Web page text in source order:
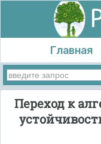
Главная
Переход к